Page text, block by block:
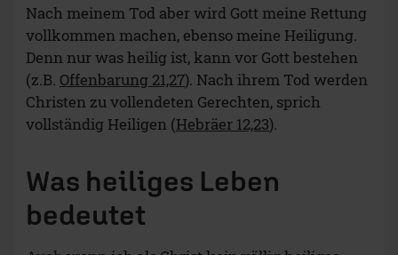
Nach meinem Tod aber wird Gott meine Rettung
vollkommen machen, ebenso meine Heiligung.
Denn nur was heilig ist, kann vor Gott bestehen
(z.B. Offenbarung 21,27). Nach ihrem Tod werden
Christen zu vollendeten Gerechten, sprich
vollständig Heiligen (Hebräer 12,23).
Was heiliges Leben
bedeutet